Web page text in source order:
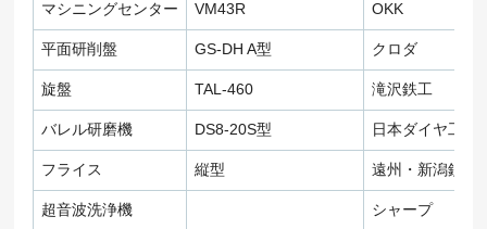
マシニングセンター VM43R OKK
平面研削盤 GS-DH A型 クロダ
旋盤 TAL-460 滝沢鉄工
バレル研磨機 DS8-20S型 日本ダイヤ工業
フライス 縦型 遠州・新潟鉄工
超音波洗浄機 シャープ